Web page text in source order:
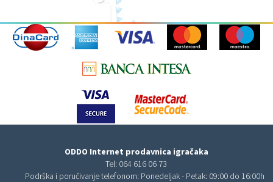
ODDO Internet prodavnica igračaka
Tel: 064 616 06 73
Podrška i poručivanje telefonom: Ponedeljak - Petak: 09:00 do 16:00h